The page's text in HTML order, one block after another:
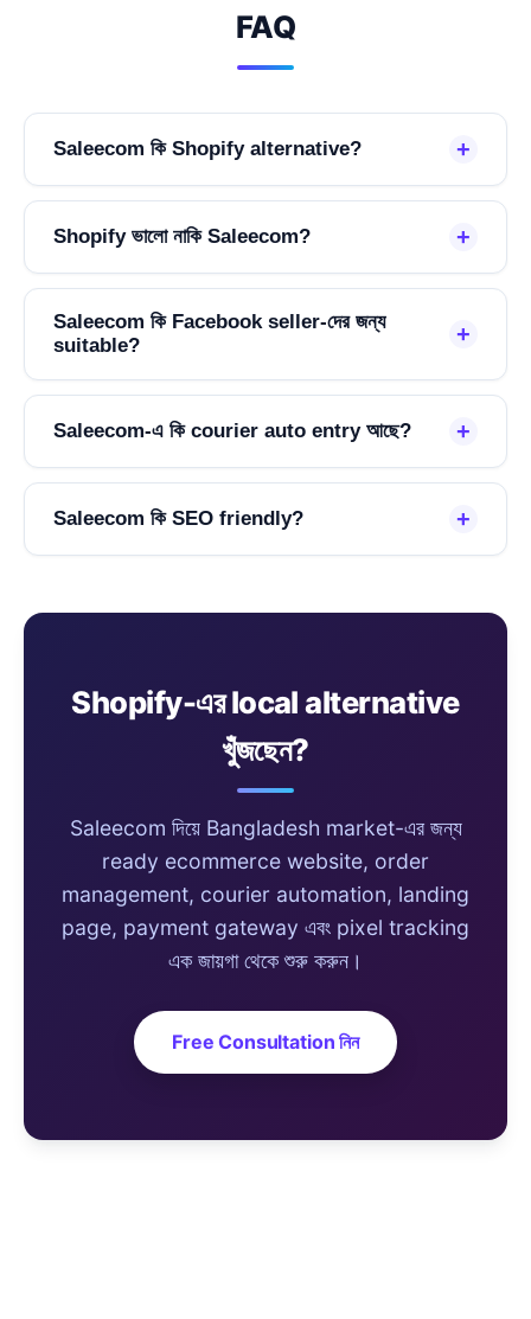
FAQ
Saleecom কি Shopify alternative? +
Shopify ভালো নাকি Saleecom? +
Saleecom কি Facebook seller-দের জন্য
suitable?
+
Saleecom-এ কি courier auto entry আছে? +
Saleecom কি SEO friendly? +
Shopify-এর local alternative
খুঁজছেন?
Saleecom দিয়ে Bangladesh market-এর জন্য
ready ecommerce website, order
management, courier automation, landing
page, payment gateway এবং pixel tracking
এক জায়গা থেকে শুরু করুন।
Free Consultation নিন